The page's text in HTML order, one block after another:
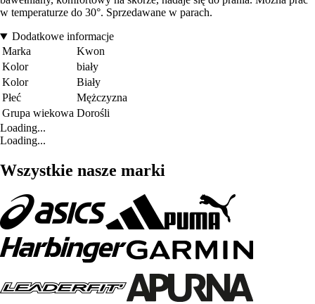
w temperaturze do 30°. Sprzedawane w parach.
Dodatkowe informacje
Marka
Kwon
Kolor
biały
Kolor
Biały
Płeć
Mężczyzna
Grupa wiekowa Dorośli
Loading...
Loading...
Wszystkie nasze marki